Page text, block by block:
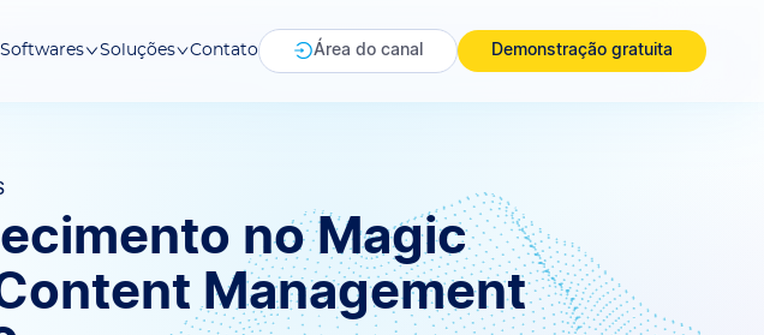
Softwares Soluções Contato Área do canal Demonstração gratuita
no Magic
Management